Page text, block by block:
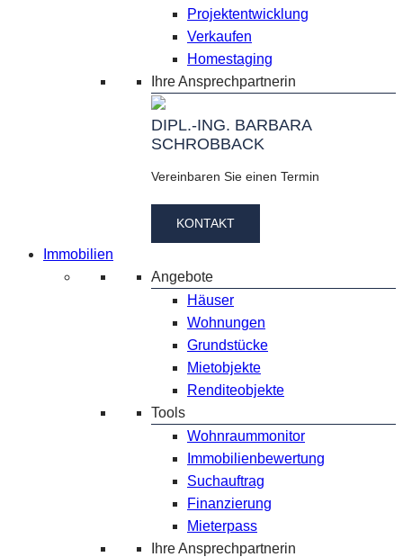
Projektentwicklung
Verkaufen
Homestaging
Ihre Ansprechpartnerin
DIPL.-ING. BARBARA
SCHROBBACK
Vereinbaren Sie einen Termin
KONTAKT
Immobilien
Angebote
Häuser
Wohnungen
Grundstücke
Mietobjekte
Renditeobjekte
Tools
Wohnraummonitor
Immobilienbewertung
Suchauftrag
Finanzierung
Mieterpass
Ihre Ansprechpartnerin